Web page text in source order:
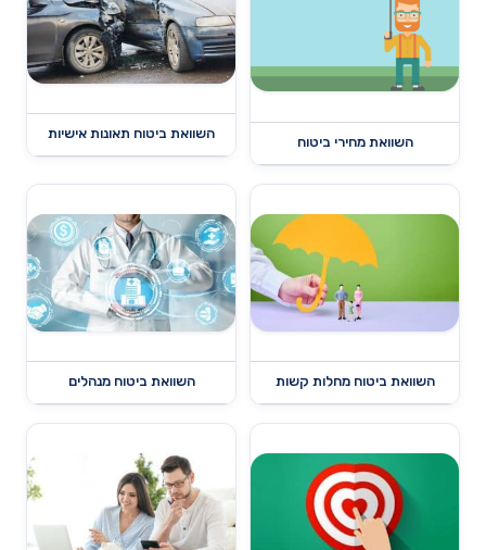
השוואת מחירי ביטוח
השוואת ביטוח תאונות אישיות
השוואת ביטוח מחלות קשות השוואת ביטוח מנהלים